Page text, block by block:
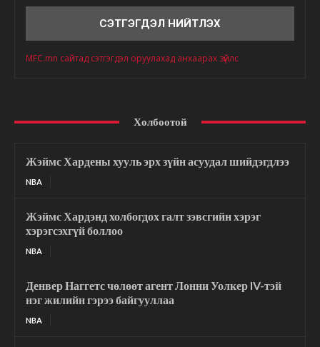
MFC.mn сайтад сэтгэгдэл оруулахад анхаарах зүйлс
Холбоотой
Жэймс Хардены хууль эрх зүйн асуудал шийдэгдлээ
NBA
Жэймс Хардэнд холбогдох галт зэвсгийн хэрэг
хэрэгсэхгүй боллоо
NBA
Денвер Наггетс чөлөөт агент Лонни Уолкер IV-тэй
нэг жилийн гэрээ байгууллаа
NBA